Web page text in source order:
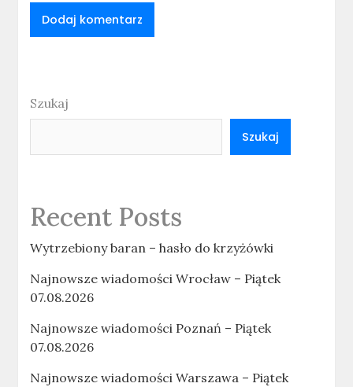
Szukaj
Szukaj
Recent Posts
Wytrzebiony baran – hasło do krzyżówki
Najnowsze wiadomości Wrocław – Piątek
07.08.2026
Najnowsze wiadomości Poznań – Piątek
07.08.2026
Najnowsze wiadomości Warszawa – Piątek